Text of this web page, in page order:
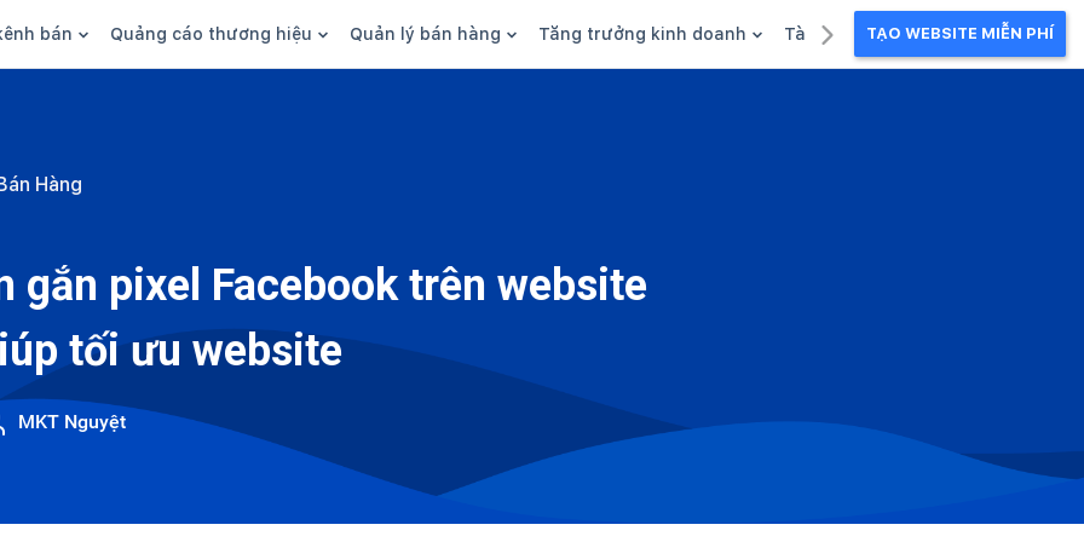
bán
social
sàn
Quảng cáo thương hiệu
Thương hiệu/Brand
Quản lý bán hàng
Tài chính
Nhân viên
Tăng trưởng kinh doanh Tài liệu kinh doanhTẠO WEBSITE MIỄN PHÍ
Hàng
gắn pixel Facebook trên website
tối ưu website
MKT Nguyệt